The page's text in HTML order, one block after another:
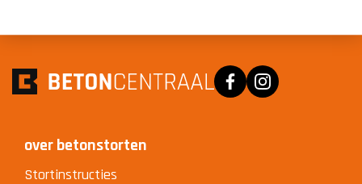
FacebookInstagram
over betonstorten
Stortinstructies